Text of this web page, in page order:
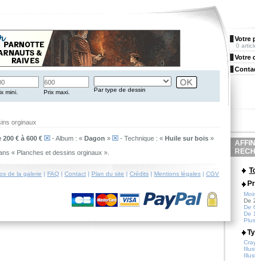
mini. Prix maxi. Par type de dessin
orginaux
200 € à 600 € - Album : « Dagon » - Technique : « Huile sur bois »
« Planches et dessins orginaux ».
de la galerie | FAQ | Contact | Plan du site | Crédits | Mentions légales | CGV
Votre
0
Votre
De
De
De